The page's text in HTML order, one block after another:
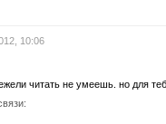
10:06
читать не умеешь. но для